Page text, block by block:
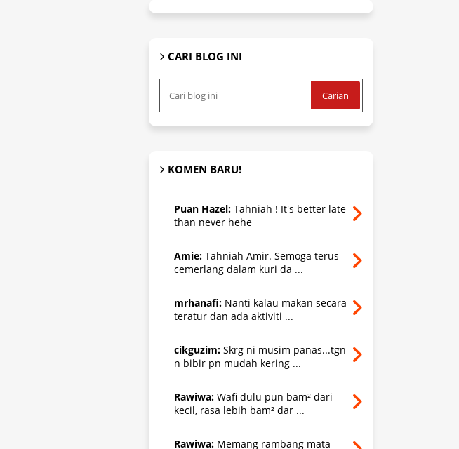
CARI BLOG INI
KOMEN BARU!
Puan Hazel: Tahniah ! It's better late
than never hehe
Amie: Tahniah Amir. Semoga terus
cemerlang dalam kuri da ...
mrhanafi: Nanti kalau makan secara
teratur dan ada aktiviti ...
cikguzim: Skrg ni musim panas...tgn
n bibir pn mudah kering ...
Rawiwa: Wafi dulu pun bam² dari
kecil, rasa lebih bam² dar ...
Rawiwa: Memang rambang mata